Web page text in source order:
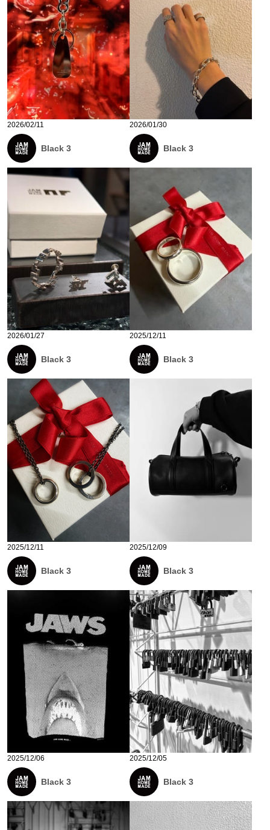
2026/02/11
Black 3
2026/01/30
Black 3
2026/01/27
Black 3
2025/12/11
Black 3
2025/12/11
Black 3
2025/12/09
Black 3
2025/12/06
Black 3
2025/12/05
Black 3